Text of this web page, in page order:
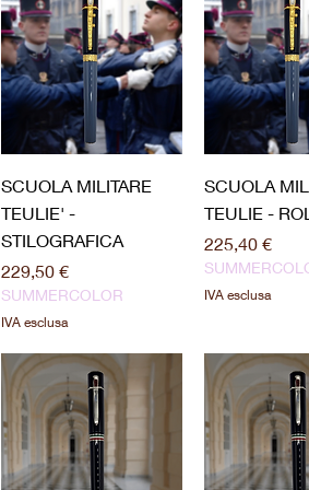
Vista rapida
SCUOLA MILITARE
TEULIE' -
STILOGRAFICA
Prezzo
229,50 €
SUMMERCOLOR
IVA esclusa
Vista
SCUOLA
TEULIE -
Prezzo
225,40 €
IVA esclusa